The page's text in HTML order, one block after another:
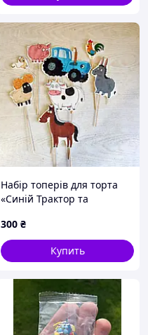
Набір топерів для торта
«Синій Трактор та
святковий декор на
шпажках
300 ₴
Купить